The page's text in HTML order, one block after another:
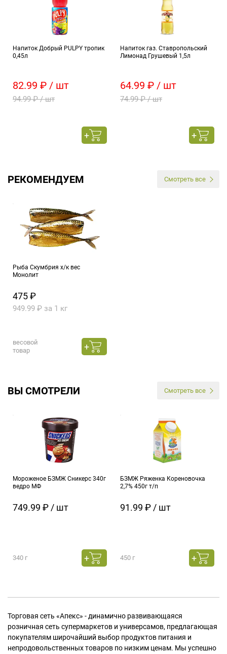
Напиток Добрый PULPY тропик
0,45л
82.99 ₽ / шт
94.99 ₽ / шт
Напиток газ. Ставропольский
Лимонад Грушевый 1,5л
64.99 ₽ / шт
74.99 ₽ / шт
РЕКОМЕНДУЕМ Смотреть все
Рыба Скумбрия х/к вес
Монолит
475 ₽
949.99 ₽ за 1 кг
весовой
товар
ВЫ СМОТРЕЛИ Смотреть все
Мороженое БЗМЖ Сникерс 340г
ведро МФ
749.99 ₽ / шт
340 г
БЗМЖ Ряженка Кореновочка
2,7% 450г т/п
91.99 ₽ / шт
450 г
Торговая сеть «Апекс» - динамично развивающаяся
розничная сеть супермаркетов и универсамов, предлагающая
покупателям широчайший выбор продуктов питания и
непродовольственных товаров по низким ценам. Мы успешно